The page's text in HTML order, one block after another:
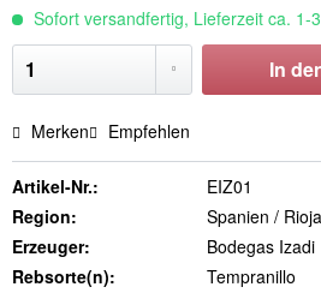
Sofort versandfertig, Lieferzeit ca. 1-
In
Merken Empfehlen
Artikel-Nr.:
EIZ01
Region:
Spanien / Rioja
Erzeuger:
Bodegas Izadi
Rebsorte(n):
Tempranillo